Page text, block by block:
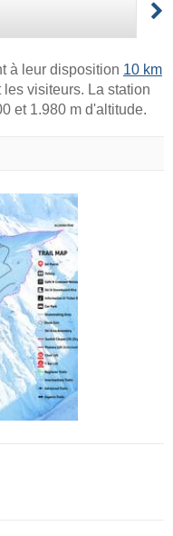
à leur disposition 10 km
les visiteurs. La station
et 1.980 m d'altitude.